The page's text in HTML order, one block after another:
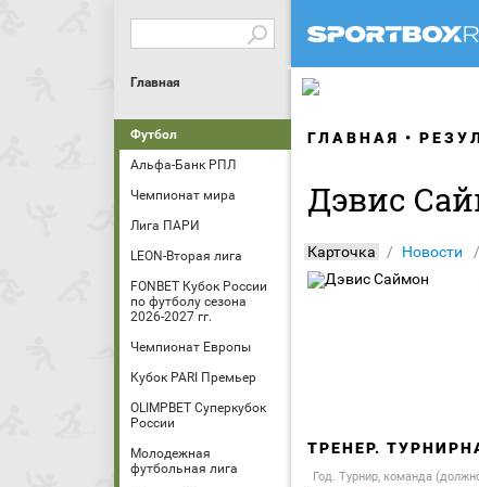
Главная
Футбол
Альфа-Банк РПЛ
Чемпионат мира
Лига ПАРИ
LEON-Вторая лига
FONBET Кубок России
по футболу сезона
2026-2027 гг.
Чемпионат Европы
Кубок PARI Премьер
OLIMPBET Суперкубок
России
Молодежная
футбольная лига
ГЛАВНАЯ
Дэвис
Карточка Новости
ТРЕНЕР.
Год. Турнир, команда